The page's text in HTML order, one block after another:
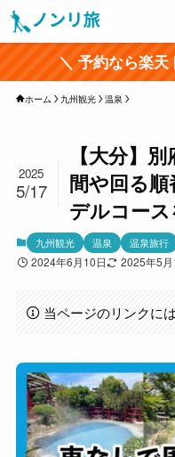
＼ 予約なら楽天
ホーム 九州観光 温泉
【大分】
間や回る
デルコース
2025
5/17
九州観光 温泉 温泉旅行
2024年6月10日 2025年5月
当ページのリンクに